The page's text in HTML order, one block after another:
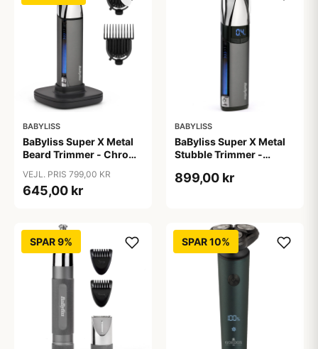
BABYLISS
BaByliss Super X Metal
Beard Trimmer - Chrome
VEJL. PRIS 799,00 KR
645,00 kr
BABYLISS
BaByliss Super X Metal
Stubble Trimmer -
899,00 kr
SPAR 9% SPAR 10%